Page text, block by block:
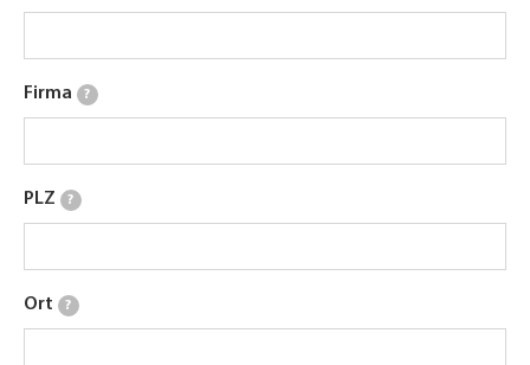
Firma ?
PLZ ?
Ort ?